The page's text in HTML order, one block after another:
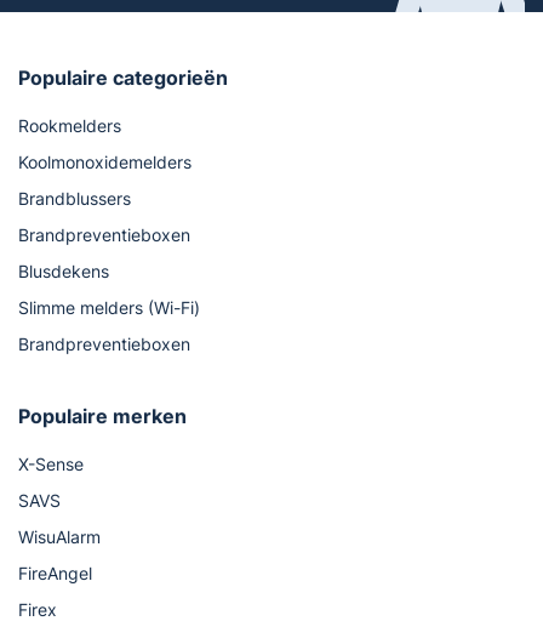
Populaire categorieën
Rookmelders
Koolmonoxidemelders
Brandblussers
Brandpreventieboxen
Blusdekens
Slimme melders (Wi-Fi)
Brandpreventieboxen
Populaire merken
X-Sense
SAVS
WisuAlarm
FireAngel
Firex